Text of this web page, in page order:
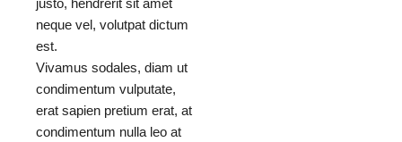
justo, hendrerit sit amet
neque vel, volutpat dictum
est.
Vivamus sodales, diam ut
condimentum vulputate,
erat sapien pretium erat, at
condimentum nulla leo at